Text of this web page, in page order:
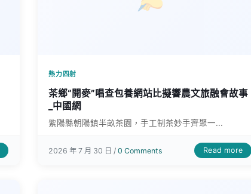
熱力四射
茶鄉“開麥”唱查包養網站比擬響農文旅融會故事
_中國網
紫陽縣朝陽鎮半畝茶園，手工制茶妙手齊聚一...
2026 年 7 月 30 日 /0 Comments Read more